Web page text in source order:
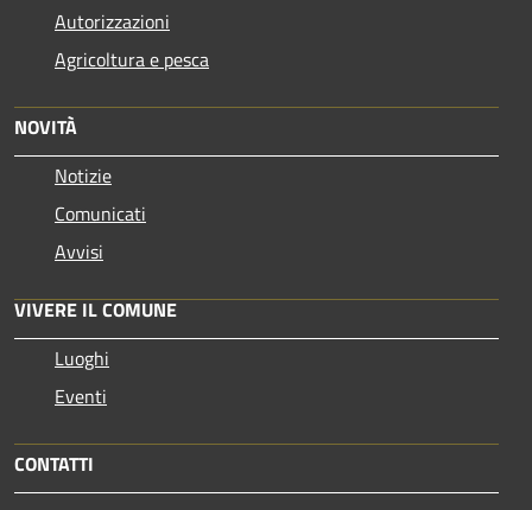
Autorizzazioni
Agricoltura e pesca
NOVITÀ
Notizie
Comunicati
Avvisi
VIVERE IL COMUNE
Luoghi
Eventi
CONTATTI